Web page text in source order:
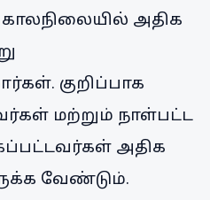
அதிக
குறிப்பாக
மற்றும் நாள்பட்ட
அதிக
வேண்டும்.